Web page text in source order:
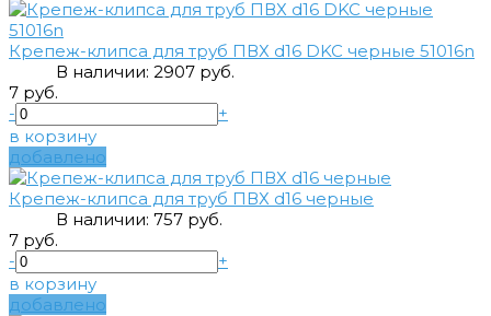
Крепеж-клипса для труб ПВХ d16 DKC черные 51016n
В наличии:2907 руб.
7 руб.
-
+
в корзину
добавлено
Крепеж-клипса для труб ПВХ d16 черные
В наличии:757 руб.
7 руб.
-
+
в корзину
добавлено